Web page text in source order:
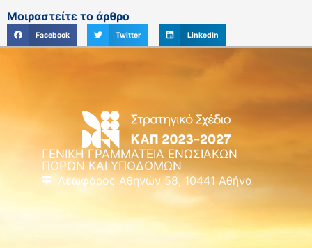
Μοιραστείτε το άρθρο
Facebook Twitter LinkedIn
ΓΕΝΙΚΗ ΓΡΑΜΜΑΤΕΙΑ ΕΝΩΣΙΑΚΩΝ
ΠΟΡΩΝ ΚΑΙ ΥΠΟΔΟΜΩΝ
Λεωφόρος Αθηνών 58, 10441 Αθήνα